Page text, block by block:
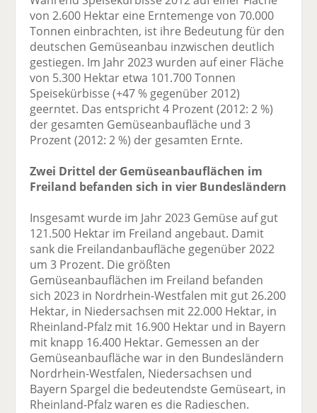
von 2.600 Hektar eine Erntemenge von 70.000
Tonnen einbrachten, ist ihre Bedeutung für den
deutschen Gemüseanbau inzwischen deutlich
gestiegen. Im Jahr 2023 wurden auf einer Fläche
von 5.300 Hektar etwa 101.700 Tonnen
Speisekürbisse (+47 % gegenüber 2012)
geerntet. Das entspricht 4 Prozent (2012: 2 %)
der gesamten Gemüseanbaufläche und 3
Prozent (2012: 2 %) der gesamten Ernte.
Zwei Drittel der Gemüseanbauflächen im
Freiland befanden sich in vier Bundesländern
Insgesamt wurde im Jahr 2023 Gemüse auf gut
121.500 Hektar im Freiland angebaut. Damit
sank die Freilandanbaufläche gegenüber 2022
um 3 Prozent. Die größten
Gemüseanbauflächen im Freiland befanden
sich 2023 in Nordrhein-Westfalen mit gut 26.200
Hektar, in Niedersachsen mit 22.000 Hektar, in
Rheinland-Pfalz mit 16.900 Hektar und in Bayern
mit knapp 16.400 Hektar. Gemessen an der
Gemüseanbaufläche war in den Bundesländern
Nordrhein-Westfalen, Niedersachsen und
Bayern Spargel die bedeutendste Gemüseart, in
Rheinland-Pfalz waren es die Radieschen.